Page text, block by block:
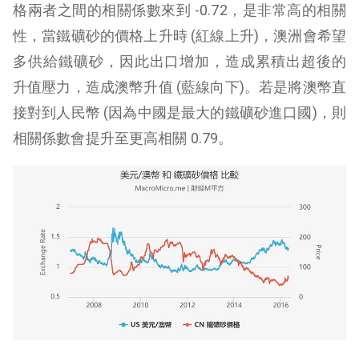
格兩者之間的相關係數來到 -0.72，是非常高的相關
性，當鐵礦砂的價格上升時 (紅線上升)，澳洲會希望
多供給鐵礦砂，因此出口增加，造成累積出超後的
升值壓力，造成澳幣升值 (藍線向下)。若是將澳幣直
接對到人民幣 (因為中國是最大的鐵礦砂進口國)，則
相關係數會提升至更高相關 0.79。